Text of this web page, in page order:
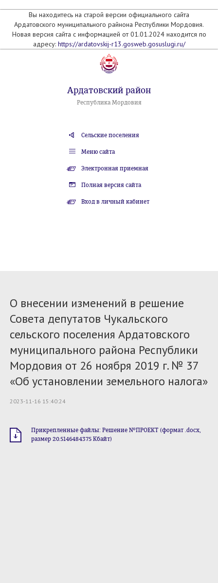
Вы находитесь на старой версии официального сайта
Ардатовского муниципального райнона Республики Мордовия.
Новая версия сайта с информацией от 01.01.2024 находится по
адресу: https://ardatovskij-r13.gosweb.gosuslugi.ru/
Ардатовский район
Республика Мордовия
Сельские поселения
Меню сайта
Электронная приемная
Полная версия сайта
Вход в личный кабинет
О внесении изменений в решение
Совета депутатов Чукальского
сельского поселения Ардатовского
муниципального района Республики
Мордовия от 26 ноября 2019 г. № 37
«Об установлении земельного налога»
2023-11-16 15:40:24
Прикрепленные файлы: Решение №ПРОЕКТ (формат .docx,
размер 20.5146484375 Кбайт)